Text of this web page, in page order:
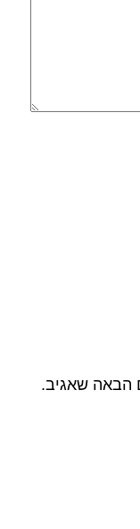
הבאה שאגיב.